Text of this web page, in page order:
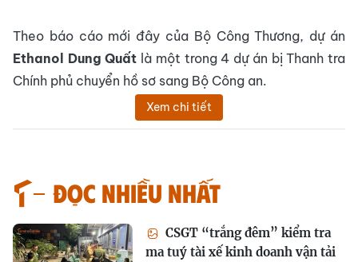
Theo báo cáo mới đây của Bộ Công Thương, dự án
Ethanol Dung Quất là một trong 4 dự án bị Thanh tra
Chính phủ chuyển hồ sơ sang Bộ Công an.
Xem chi tiết
Đọc nhiều nhất
CSGT “trắng đêm” kiểm tra
ma tuý tài xế kinh doanh vận tải